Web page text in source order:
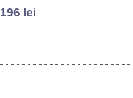
196 lei